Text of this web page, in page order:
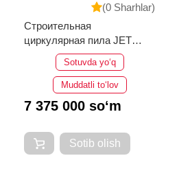
(0 Sharhlar)
Строительная
циркулярная пила JET
JTS-315LA
Sotuvda yo‘q
Muddatli to‘lov
7 375 000 so‘m
Sotib olish